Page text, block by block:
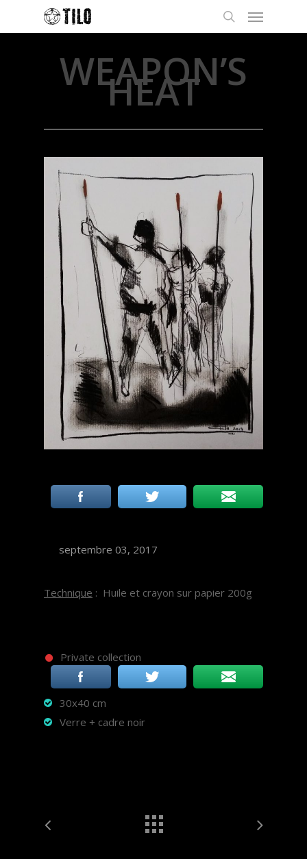
WEAPON’S
HEAT
septembre 03, 2017
Technique : Huile et crayon sur papier 200g
Private collection
30x40 cm
Verre + cadre noir